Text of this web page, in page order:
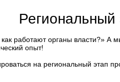
работают органы власти?» А
опыт!
на региональный этап